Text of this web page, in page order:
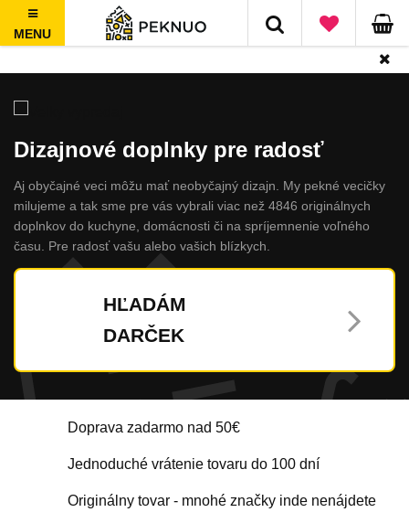
MENU
Dizajnové doplnky pre radosť
Aj obyčajné veci môžu mať neobyčajný dizajn. My pekné vecičky
milujeme a tak sme pre vás vybrali viac než 4846 originálnych
doplnkov do kuchyne, domácnosti či na spríjemnenie voľného
času. Pre radosť vašu alebo vašich blízkych.
HĽADÁM
DARČEK
Doprava zadarmo nad 50€
Jednoduché vrátenie tovaru do 100 dní
Originálny tovar - mnohé značky inde nenájdete